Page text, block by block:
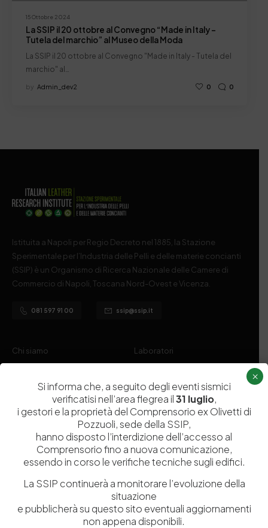
15 Ottobre 2024
La SSIP il 20 ottobre al Convegno “Made in Italy –
Tutela del marchio” al Museo della Moda
La SSIP il 20 ottobre al Convegno "Made in Italy - Tutela del
marchio" al…
by Admin_dev2 0 0
Istituita a Napoli per Regio Decreto nel 1885, la Stazione
Sperimentale per l’Industria delle Pelli e delle materie concianti
(SSIP) è un Organismo di Ricerca Nazionale delle Camere di
Commercio di Napoli, Toscana Nord-Ovest e Vicenza.
081 597 91 00 ssip@ssip.it
Chi siamo
Ricerca e Sviluppo
Formazione
Divulgazione scientifica e
documentazione
Contribuenti
Contatti
Laboratori
Biblioteca
Politecnico del Cuoio
Media
Tutela Whistleblowing
Amministrazione Trasparente
Si informa che, a seguito degli eventi sismici
verificatisi nell’area flegrea il31 luglio,
i gestori e la proprietà del Comprensorio ex Olivetti di
Pozzuoli, sede della SSIP,
hanno disposto l’interdizione dell’accesso al
Comprensorio fino a nuova comunicazione,
essendo in corso le verifiche tecniche sugli edifici.
La SSIP continuerà a monitorare l’evoluzione della
situazione
e pubblicherà su questo sito eventuali aggiornamenti
non appena disponibili.
×